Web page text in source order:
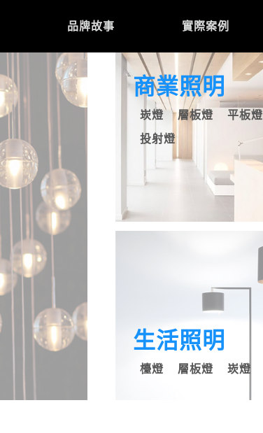
品牌故事 實際案例
商業照明
崁燈 層板燈
平板燈
投射燈
生活照明
檯燈 層板燈 崁燈